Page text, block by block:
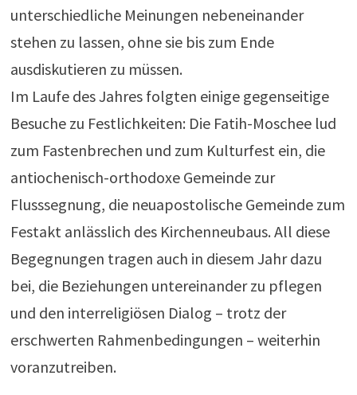
unterschiedliche Meinungen nebeneinander
stehen zu lassen, ohne sie bis zum Ende
ausdiskutieren zu müssen.
Im Laufe des Jahres folgten einige gegenseitige
Besuche zu Festlichkeiten: Die Fatih-Moschee lud
zum Fastenbrechen und zum Kulturfest ein, die
antiochenisch-orthodoxe Gemeinde zur
Flusssegnung, die neuapostolische Gemeinde zum
Festakt anlässlich des Kirchenneubaus. All diese
Begegnungen tragen auch in diesem Jahr dazu
bei, die Beziehungen untereinander zu pflegen
und den interreligiösen Dialog – trotz der
erschwerten Rahmenbedingungen – weiterhin
voranzutreiben.